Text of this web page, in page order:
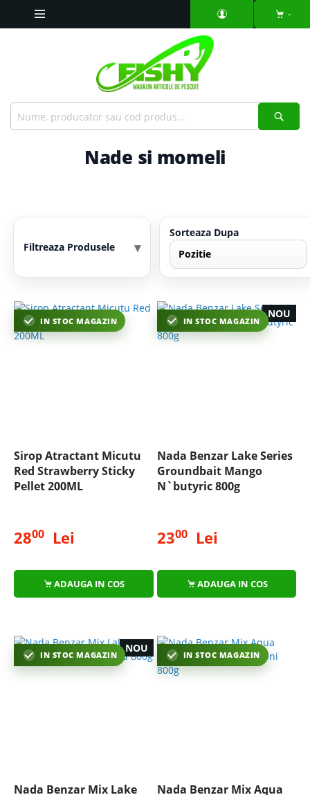
Nade si momeli
Filtreaza Produsele ▾
Sorteaza Dupa
IN STOC MAGAZIN
Sirop Atractant Micutu
Red Strawberry Sticky
Pellet 200ML
2800 Lei
ADAUGA IN COS
IN STOC MAGAZIN
NOU
Nada Benzar Lake Series
Groundbait Mango
N`butyric 800g
2300Lei
ADAUGA IN COS
IN STOC MAGAZIN
NOU
Nada Benzar Mix Lake
IN STOC MAGAZIN
Nada Benzar Mix Aqua